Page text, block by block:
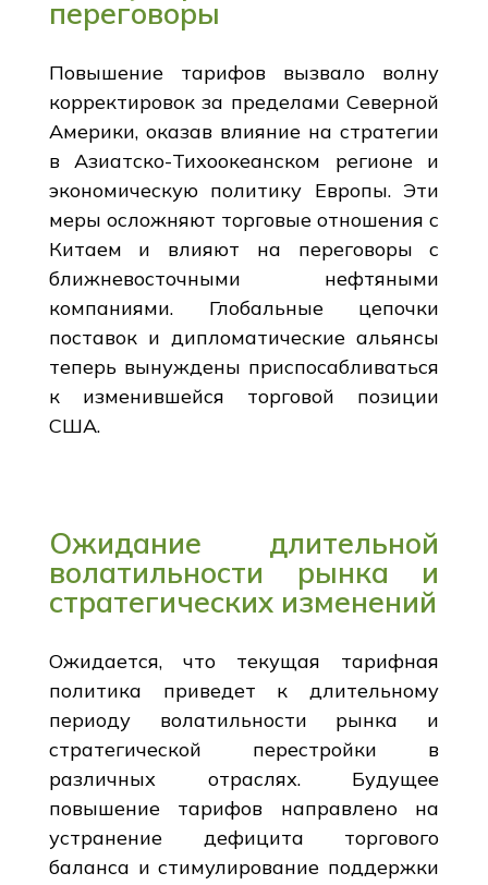
переговоры
Повышение тарифов вызвало волну
корректировок за пределами Северной
Америки, оказав влияние на стратегии
в Азиатско-Тихоокеанском регионе и
экономическую политику Европы. Эти
меры осложняют торговые отношения с
Китаем и влияют на переговоры с
ближневосточными нефтяными
компаниями. Глобальные цепочки
поставок и дипломатические альянсы
теперь вынуждены приспосабливаться
к изменившейся торговой позиции
США.
Ожидание длительной
волатильности рынка и
стратегических изменений
Ожидается, что текущая тарифная
политика приведет к длительному
периоду волатильности рынка и
стратегической перестройки в
различных отраслях. Будущее
повышение тарифов направлено на
устранение дефицита торгового
баланса и стимулирование поддержки